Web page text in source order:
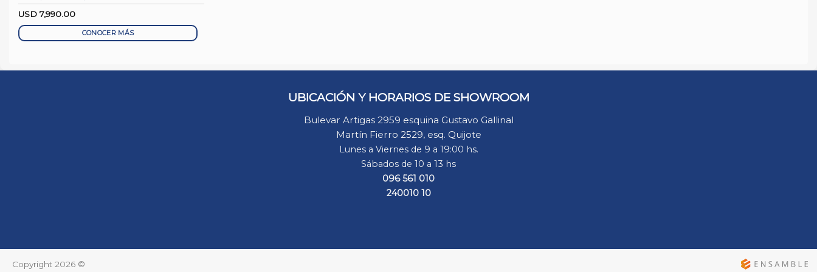
USD 7,990.00
CONOCER MÁS
UBICACIÓN Y HORARIOS DE SHOWROOM
Bulevar Artigas 2959 esquina Gustavo Gallinal
Martín Fierro 2529, esq. Quijote
Lunes a Viernes de 9 a 19:00 hs.
Sábados de 10 a 13 hs
096 561 010
240010 10
Copyright 2026 ©